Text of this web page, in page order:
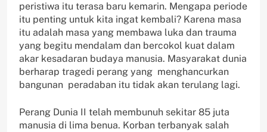
peristiwa itu terasa baru kemarin. Mengapa periode
itu penting untuk kita ingat kembali? Karena masa
itu adalah masa yang membawa luka dan trauma
yang begitu mendalam dan bercokol kuat dalam
akar kesadaran budaya manusia. Masyarakat dunia
berharap tragedi perang yang menghancurkan
bangunan peradaban itu tidak akan terulang lagi.
Perang Dunia II telah membunuh sekitar 85 juta
manusia di lima benua. Korban terbanyak salah